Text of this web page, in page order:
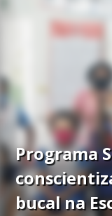
Programa
bucal na